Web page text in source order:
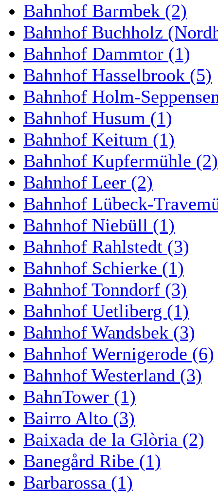
Bahnhof Barmbek (2)
Bahnhof Buchholz
Bahnhof Dammtor (1)
Bahnhof Hasselbrook (5)
Bahnhof Holm-
Bahnhof Husum (1)
Bahnhof Keitum (1)
Bahnhof Kupfermühle (2)
Bahnhof Leer (2)
Bahnhof Lübeck-
Bahnhof Niebüll (1)
Bahnhof Rahlstedt (3)
Bahnhof Schierke (1)
Bahnhof Tonndorf (3)
Bahnhof Uetliberg (1)
Bahnhof Wandsbek (3)
Bahnhof Wernigerode (6)
Bahnhof Westerland (3)
BahnTower (1)
Bairro Alto (3)
Baixada de la Glòria (2)
Banegård Ribe (1)
Barbarossa (1)